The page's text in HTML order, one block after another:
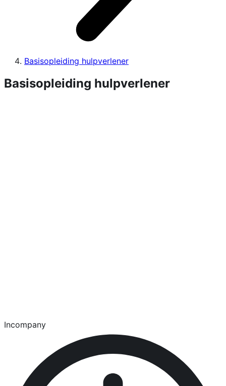
Basisopleiding hulpverlener
Basisopleiding hulpverlener
Incompany